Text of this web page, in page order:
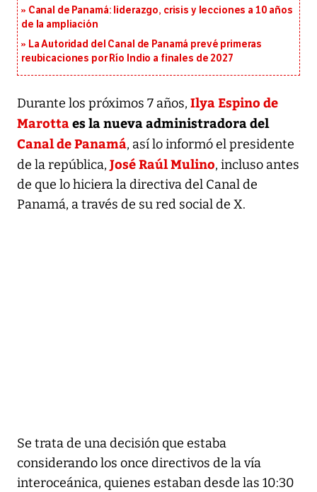
Canal de Panamá: liderazgo, crisis y lecciones a 10 años
de la ampliación
La Autoridad del Canal de Panamá prevé primeras
reubicaciones por Río Indio a finales de 2027
Durante los próximos 7 años, Ilya Espino de
Marottaes la nueva administradora del
Canal de Panamá, así lo informó el presidente
de la república, José Raúl Mulino, incluso antes
de que lo hiciera la directiva del Canal de
Panamá, a través de su red social de X.
Se trata de una decisión que estaba
considerando los once directivos de la vía
interoceánica, quienes estaban desde las 10:30